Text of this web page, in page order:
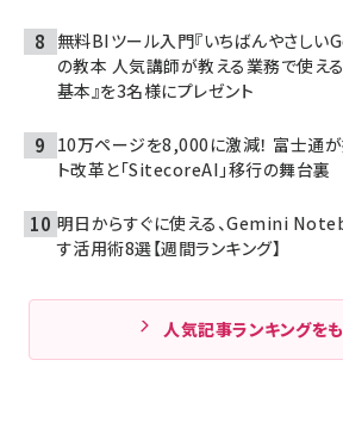
無料BIツール入門『いちばんやさし
の教本 人気講師が教える業務で使え
基本』を3名様にプレゼント
10万ページを8,000に激減！ 富士通
ト改革と「SitecoreAI」移行の舞台裏
明日からすぐに使える、Gemini
す活用術8選【週間ランキング】
人気記事ランキングを